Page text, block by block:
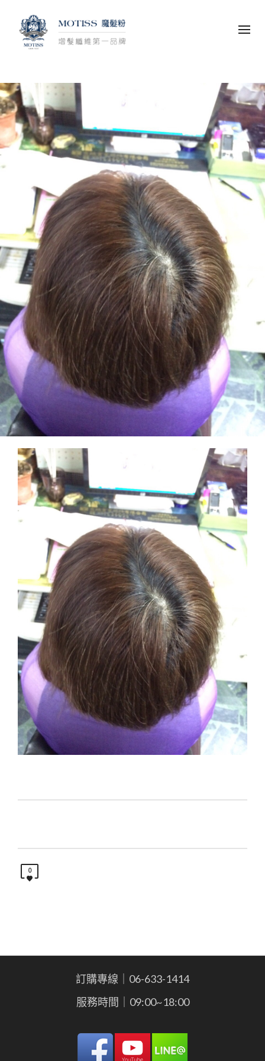
0
訂購專線｜06-633-1414
服務時間｜09:00~18:00